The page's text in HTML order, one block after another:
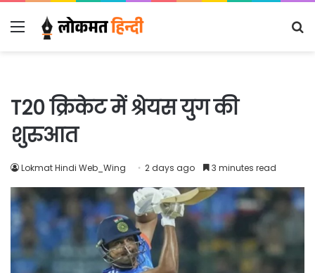
Menu
T20 क्रिकेट में श्रेयस युग की
शुरुआत
Lokmat Hindi Web_Wing 2 days ago 3 minutes read